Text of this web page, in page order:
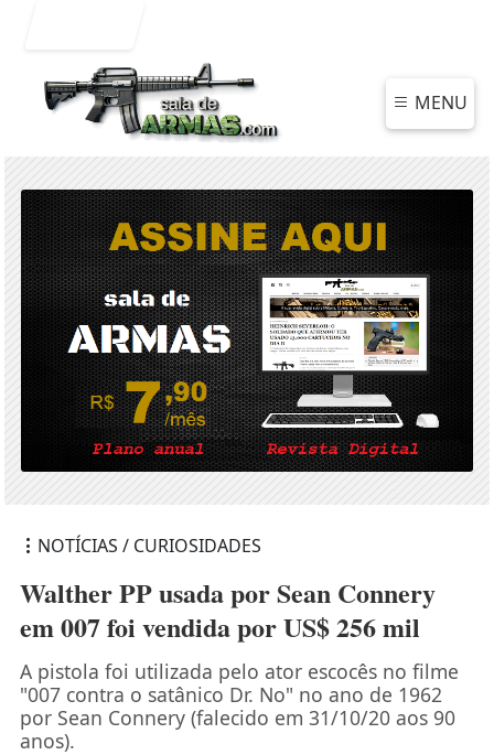
MENU
NOTÍCIAS / CURIOSIDADES
Walther PP usada por Sean Connery
em 007 foi vendida por US$ 256 mil
A pistola foi utilizada pelo ator escocês no filme
"007 contra o satânico Dr. No" no ano de 1962
por Sean Connery (falecido em 31/10/20 aos 90
anos).